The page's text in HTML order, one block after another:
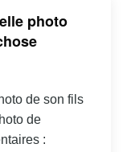
photo
de son fils
de
: